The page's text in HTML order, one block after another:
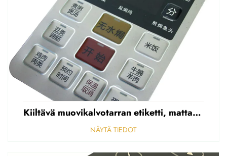
Kiiltävä muovikalvotarran etiketti, mattapintainen etupaneelin tarran etiketti, korostettu polycarbonaattipäällys
NÄYTÄ TIEDOT